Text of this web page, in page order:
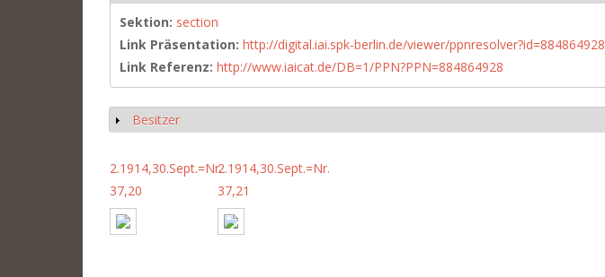
Sektion: section
Link Präsentation: http://digital.iai.spk-berlin.de/viewer/ppnresolver?id=884864928
Link Referenz: http://www.iaicat.de/DB=1/PPN?PPN=884864928
Show
Besitzer
2.1914,30.Sept.=Nr.
37,20
2.1914,30.Sept.=Nr.
37,21